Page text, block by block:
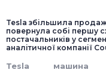
Tesla збільшила
повернула собі першу
постачальників у
аналітичної компанії
Tesla машина